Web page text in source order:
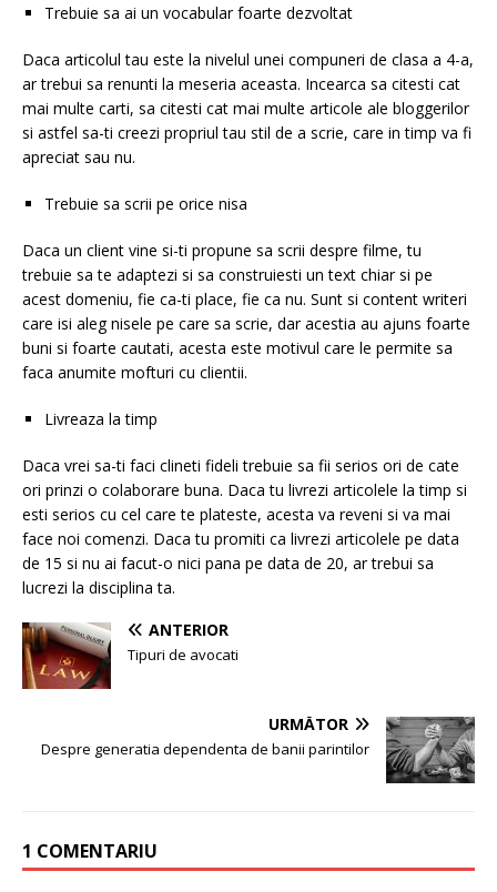
Trebuie sa ai un vocabular foarte dezvoltat
Daca articolul tau este la nivelul unei compuneri de clasa a 4-a,
ar trebui sa renunti la meseria aceasta. Incearca sa citesti cat
mai multe carti, sa citesti cat mai multe articole ale bloggerilor
si astfel sa-ti creezi propriul tau stil de a scrie, care in timp va fi
apreciat sau nu.
Trebuie sa scrii pe orice nisa
Daca un client vine si-ti propune sa scrii despre filme, tu
trebuie sa te adaptezi si sa construiesti un text chiar si pe
acest domeniu, fie ca-ti place, fie ca nu. Sunt si content writeri
care isi aleg nisele pe care sa scrie, dar acestia au ajuns foarte
buni si foarte cautati, acesta este motivul care le permite sa
faca anumite mofturi cu clientii.
Livreaza la timp
Daca vrei sa-ti faci clineti fideli trebuie sa fii serios ori de cate
ori prinzi o colaborare buna. Daca tu livrezi articolele la timp si
esti serios cu cel care te plateste, acesta va reveni si va mai
face noi comenzi. Daca tu promiti ca livrezi articolele pe data
de 15 si nu ai facut-o nici pana pe data de 20, ar trebui sa
lucrezi la disciplina ta.
ANTERIOR
Tipuri de avocati
URMĂTOR
Despre generatia dependenta de banii parintilor
1 COMENTARIU